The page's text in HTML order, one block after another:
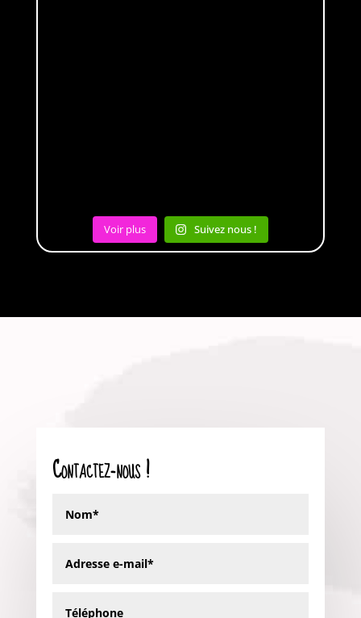
Voir plus Suivez nous !
Contactez-nous !